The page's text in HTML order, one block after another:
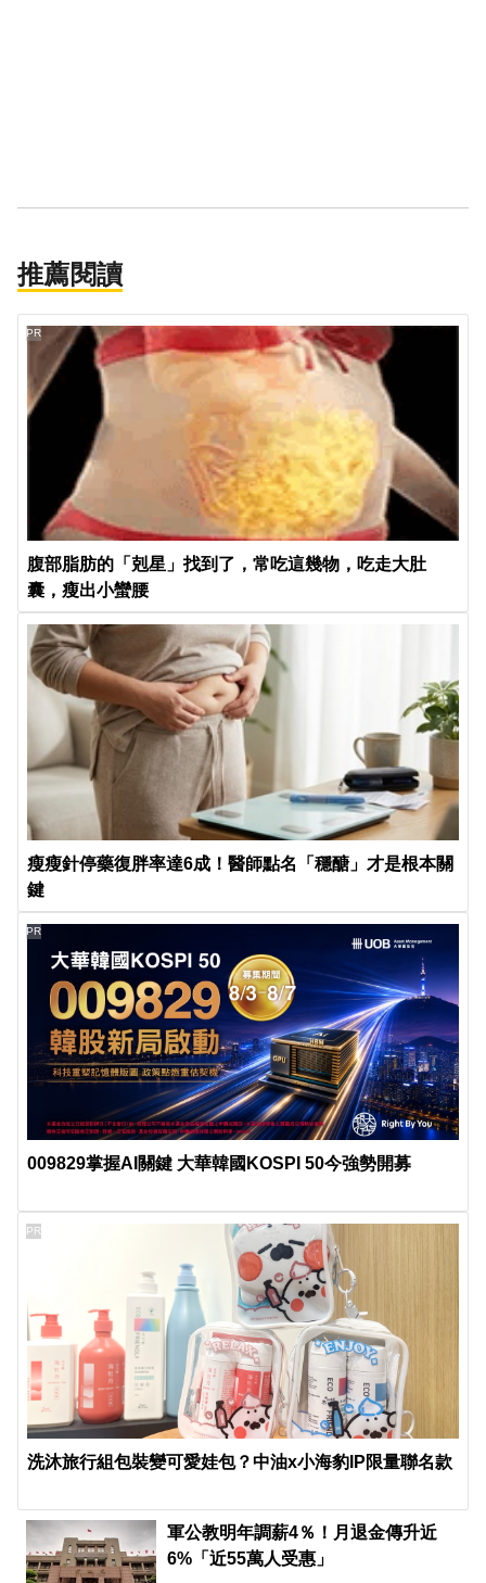
推薦閱讀
腹部脂肪的「剋星」找到了，常吃這幾物，吃走大肚
囊，瘦出小蠻腰
PR
瘦瘦針停藥復胖率達6成！醫師點名「穩醣」才是根本關
鍵
009829掌握AI關鍵 大華韓國KOSPI 50今強勢開募
PR
洗沐旅行組包裝變可愛娃包？中油x小海豹IP限量聯名款
PR
軍公教明年調薪4％！月退金傳升近
6%「近55萬人受惠」